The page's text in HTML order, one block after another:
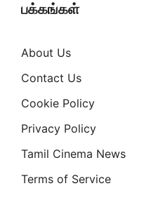
பக்கங்கள்
About Us
Contact Us
Cookie Policy
Privacy Policy
Tamil Cinema News
Terms of Service